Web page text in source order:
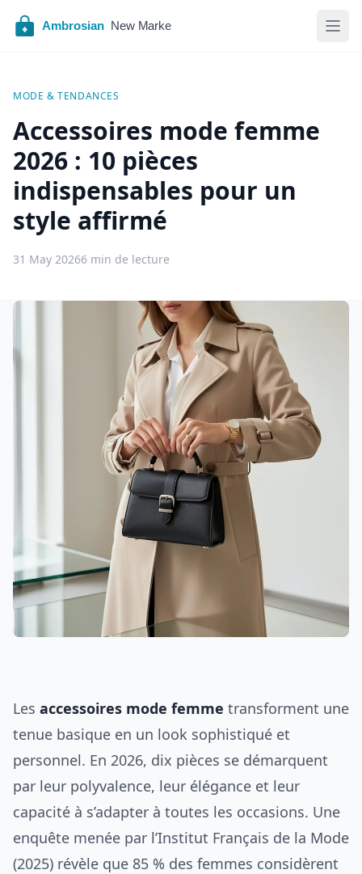
MODE & TENDANCES
Accessoires mode femme
2026 : 10 pièces
indispensables pour un
style affirmé
31 May 20266 min de lecture
Les accessoires mode femme transforment une
tenue basique en un look sophistiqué et
personnel. En 2026, dix pièces se démarquent
par leur polyvalence, leur élégance et leur
capacité à s’adapter à toutes les occasions. Une
enquête menée par l’Institut Français de la Mode
(2025) révèle que 85 % des femmes considèrent